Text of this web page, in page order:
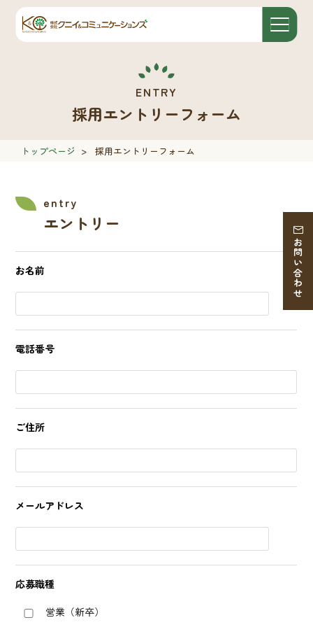
お問い合わせ
採用エントリーフォーム
トップページ > 採用エントリーフォーム
エントリー
お名前
電話番号
ご住所
メールアドレス
応募職種
営業（新卒）